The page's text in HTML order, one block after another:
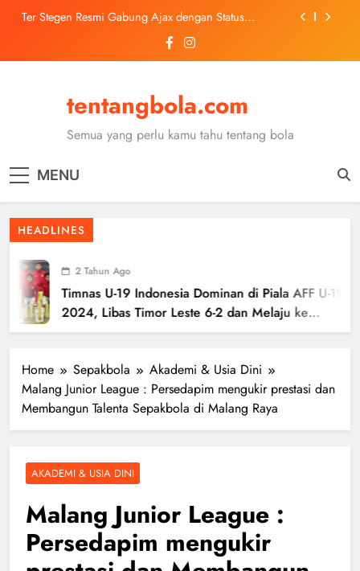
SkipTer Stegen Resmi Gabung Ajax dengan Status
Trabzonspor Mulai Negosiasi Mohamed Salah, Tes
Medis Dijadwalkan 5 Agustus
2026, Siap Tatap Putaran Provinsi
Kerolin Resmi Gabung Barcelona, Transfer
Dilaporkan Pecahkan Rekor Penjualan WSL
Pinjaman dari Barcelona
Trabzonspor Mulai Negosiasi Mohamed Salah, Tes
Medis Dijadwalkan 5 Agustus
Malang United U-13 Juara Piala Soeratin Kota Malang
2026, Siap Tatap Putaran Provinsi
tentangbola.com
Semua yang perlu kamu tahu tentang bola
MENU
HEADLINES
2 Tahun Ago
Timnas U-19 Indonesia Dominan di Piala AFF U-19
2024, Libas Timor Leste 6-2 dan Melaju ke
Semifinal
Home Sepakbola
Akademi & Usia Dini
Malang Junior League : Persedapim mengukir prestasi dan
Membangun Talenta Sepakbola di Malang Raya
AKADEMI & USIA DINI
Malang Junior League :
Persedapim mengukir